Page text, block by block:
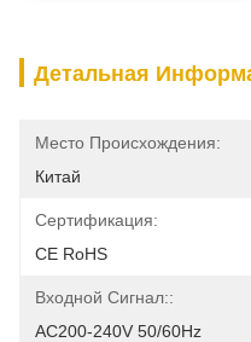
Детальная
Место Происхождения:
Китай
Сертификация:
CE RoHS
Входной Сигнал::
AC200-240V 50/60Hz